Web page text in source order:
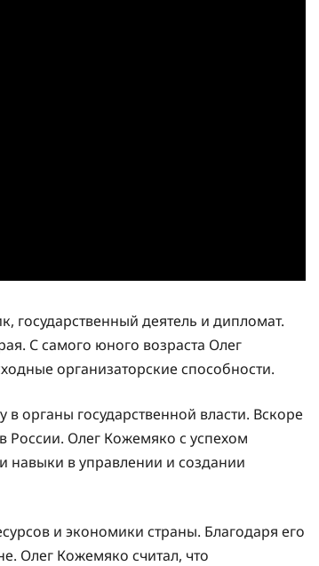
деятель и дипломат.
С самого юного возраста Олег
организаторские способности.
органы государственной власти. Вскоре
России. Олег Кожемяко с успехом
навыки в управлении и создании
и экономики страны. Благодаря его
Олег Кожемяко считал, что